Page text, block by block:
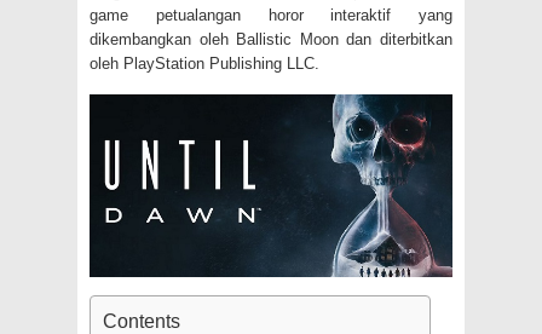
game petualangan horor interaktif yang
dikembangkan oleh Ballistic Moon dan diterbitkan
oleh PlayStation Publishing LLC.
Contents